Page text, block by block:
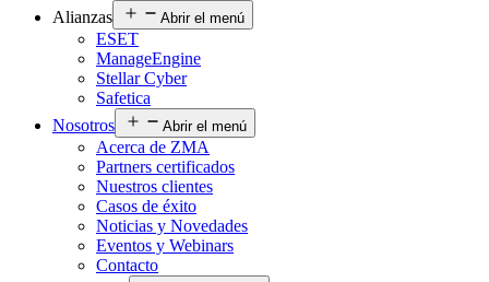
Alianzas
Abrir el menú
ESET
ManageEngine
Stellar Cyber
Safetica
Nosotros
Abrir el menú
Acerca de ZMA
Partners certificados
Nuestros clientes
Casos de éxito
Noticias y Novedades
Eventos y Webinars
Contacto